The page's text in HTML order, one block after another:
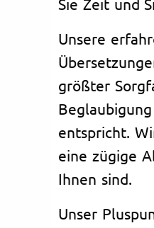
Unsere
größter
entspricht.
eine zügige
Ihnen sind.
Unser